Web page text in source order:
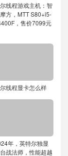
线程游戏主机：智
方，MTT S80+i5-
，售价7099元
线程显卡怎么样
年，英特尔独显
战法师，性能超越